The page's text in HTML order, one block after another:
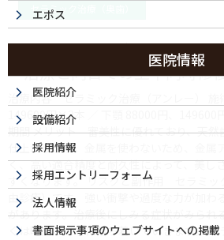
セラミック治療（奥歯）
セラミック治療｜「金属を使
ー治療と同日での上下同時修
治療内容 セラミック治療（アンレー）
149600円×2本 ／ 下顎 88000円、149600
期間 メリット 審美性に優れており、天然
仕上がります。金属を使わないため、金属
く、高い適合精度と耐久性によって、美し
すくなります。 リスクと副作用 セラミッ
由診療）です。強い衝撃や過度な力が加わ
があります。治療後にしみる症状がみられ
くは時間とともに落ち着いていきます。 セ
エポス
医院情報
医院紹介
設備紹介
採用情報
採用エントリーフォーム
法人情報
書面掲示事項のウェブサイトへの掲載